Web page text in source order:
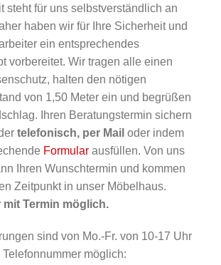
steht für uns selbstverständlich an
haben wir für Ihre Sicherheit und
ein entsprechendes
vorbereitet. Wir tragen alle einen
halten den nötigen
von 1,50 Meter ein und begrüßen
Ihren Beratungstermin sichern
telefonisch, per Mail oder indem
Formularausfüllen. Von uns
Ihren Wunschtermin und kommen
Zeitpunkt in unser Möbelhaus.
mit Termin möglich.
sind von Mo.-Fr. von 10-17 Uhr
möglich: